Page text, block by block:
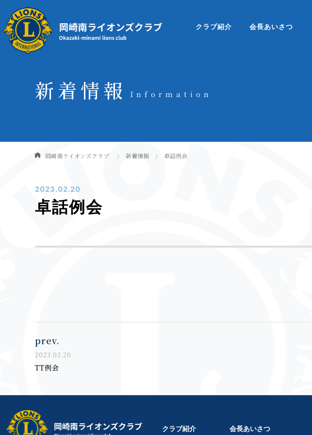
クラブ紹介 会長あいさつ
新着情報 Information
岡崎南ライオンズクラブ 新着情報 卓話例会
2023.02.20
卓話例会
prev.
2023.02.20
TT例会
クラブ紹介 会長あいさつ